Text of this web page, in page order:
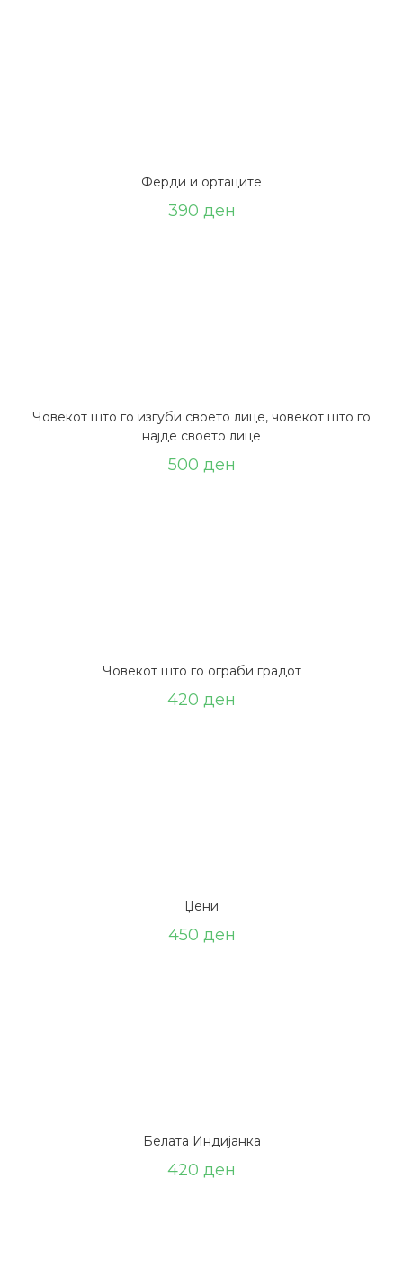
Ферди и ортаците
390 ден
Човекот што го изгуби своето лице, човекот што го
најде своето лице
500 ден
Човекот што го ограби градот
420 ден
Џени
450 ден
Белата Индијанка
420 ден